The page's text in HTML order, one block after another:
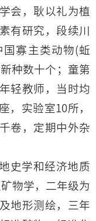
会，耿以礼为植
有研究，段续川
国寡主类动物(蚯
种数十个；童第
轻教师，当时均
，实验室10所，
卷，定期中外杂
史学和经济地质
物学，二年级为
地形测绘，三年